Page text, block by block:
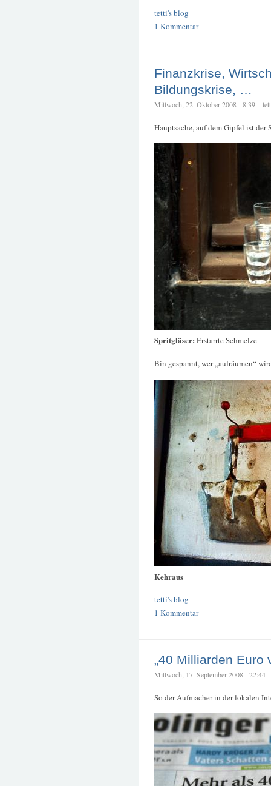
tetti's blog
1 Kommentar
Finanzkrise,
Bildungskrise, …
Mittwoch, 22. Oktober 2008 - 8:39 –
Hauptsache, auf dem Gipfel ist
Spritgläser: Erstarrte Schmelze
Bin gespannt, wer „aufräumen“
Kehraus
tetti's blog
1 Kommentar
„40 Milliarden Euro
Mittwoch, 17. September 2008 - 22:44
So der Aufmacher in der lokalen